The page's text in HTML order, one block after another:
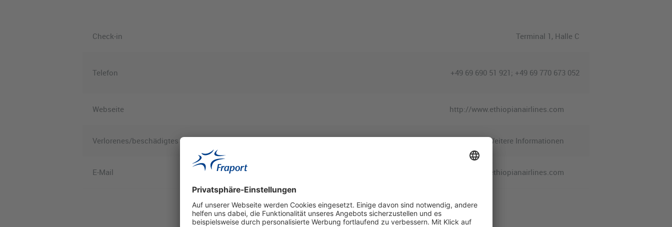
Check-in Terminal 1 , Halle C
Telefon +49 69 690 51 921; +49 69 770 673 052
Webseite http://www.ethiopianairlines.com
Verlorenes/beschädigtes Gepäck Weitere Informationen
E-Mail fraapt@ethiopianairlines.com